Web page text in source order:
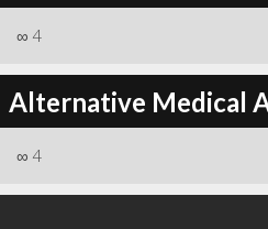
∞ 4
Alternative Medical
∞ 4